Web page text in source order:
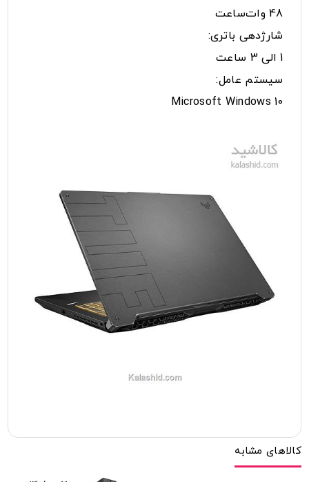
48 وات‌ساعت
شارژدهی باتری:
1 الی 3 ساعت
سیستم عامل:
Microsoft Windows 10
کالاهای مشابه